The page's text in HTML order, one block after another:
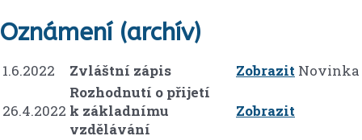
Oznámení (archív)
1.6.2022 Zvláštní zápis Zobrazit Novinka
26.4.2022
Rozhodnutí o přijetí
k základnímu
vzdělávání
Zobrazit